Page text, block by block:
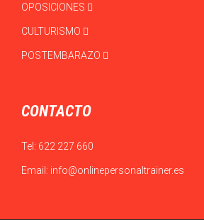
OPOSICIONES
CULTURISMO
POSTEMBARAZO
CONTACTO
Tel: 622 227 660
Email: info@onlinepersonaltrainer.es